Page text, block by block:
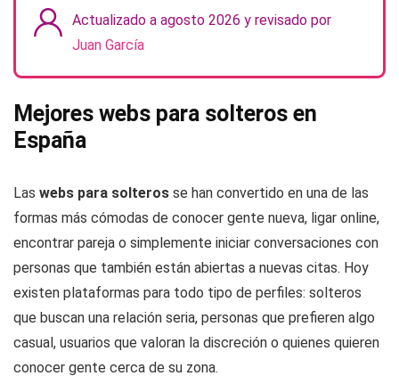
Actualizado a agosto 2026 y revisado por
Juan García
Mejores webs para solteros en
España
Las webs para solteros se han convertido en una de las
formas más cómodas de conocer gente nueva, ligar online,
encontrar pareja o simplemente iniciar conversaciones con
personas que también están abiertas a nuevas citas. Hoy
existen plataformas para todo tipo de perfiles: solteros
que buscan una relación seria, personas que prefieren algo
casual, usuarios que valoran la discreción o quienes quieren
conocer gente cerca de su zona.